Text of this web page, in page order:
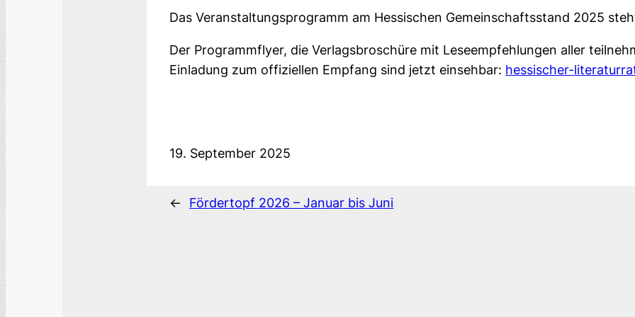
Das Veranstaltungsprogramm am Hessischen Gemeinschaftsstand 2025
Der Programmflyer, die Verlagsbroschüre mit Leseempfehlungen aller
Einladung zum offiziellen Empfang sind jetzt einsehbar: hessischer-
19. September 2025
← Fördertopf 2026 – Januar bis Juni